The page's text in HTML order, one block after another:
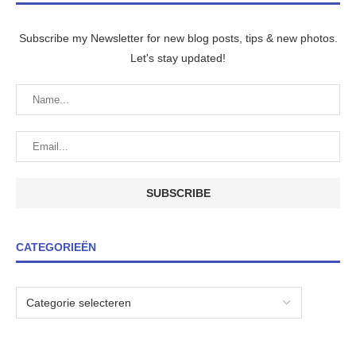
Subscribe my Newsletter for new blog posts, tips & new photos.
Let's stay updated!
CATEGORIEËN